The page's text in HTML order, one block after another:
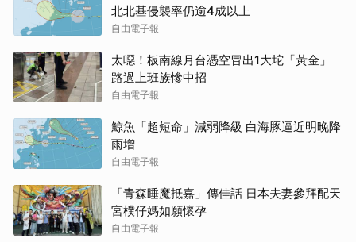
北北基侵襲率仍逾4成以上
自由電子報
太噁！板南線月台憑空冒出1大坨「黃金」
路過上班族慘中招
自由電子報
鯨魚「超短命」減弱降級 白海豚逼近明晚降
雨增
自由電子報
「青森睡魔抵嘉」傳佳話 日本夫妻參拜配天
宮樸仔媽如願懷孕
自由電子報